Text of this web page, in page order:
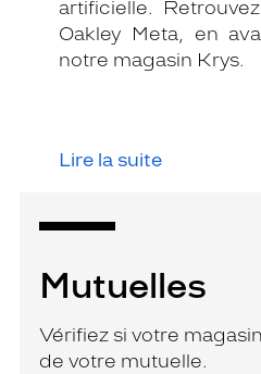
artificielle.
Oakley Meta, en
notre magasin Krys.
Lire la suite
Mutuelles
Vérifiez si votre
de votre mutuelle.